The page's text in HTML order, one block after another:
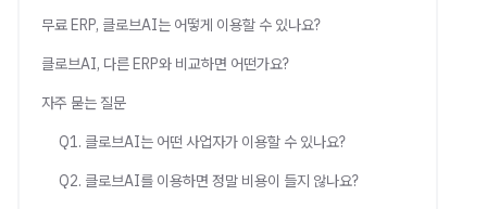
무료 ERP, 클로브AI는 어떻게 이용할 수 있나요?
클로브AI, 다른 ERP와 비교하면 어떤가요?
자주 묻는 질문
Q1. 클로브AI는 어떤 사업자가 이용할 수 있나요?
Q2. 클로브AI를 이용하면 정말 비용이 들지 않나요?